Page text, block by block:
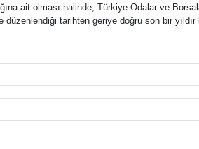
ait olması halinde, Türkiye Odalar ve
tarihten geriye doğru son bir